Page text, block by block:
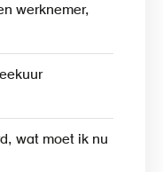
werknemer,
wat moet ik nu